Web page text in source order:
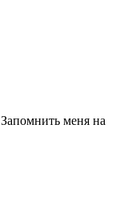
Запомнить меня на